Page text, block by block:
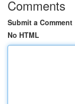
Comments
Submit a Comment
No HTML